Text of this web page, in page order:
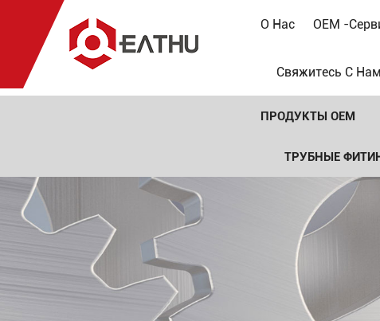
О Нас OEM -
Свяжитесь С
ПРОДУКТЫ OEM
ТРУБНЫЕ